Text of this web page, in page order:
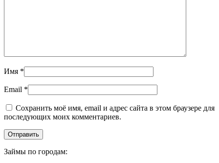
Имя *
Email *
Сохранить моё имя, email и адрес сайта в этом браузере для
последующих моих комментариев.
Займы по городам: